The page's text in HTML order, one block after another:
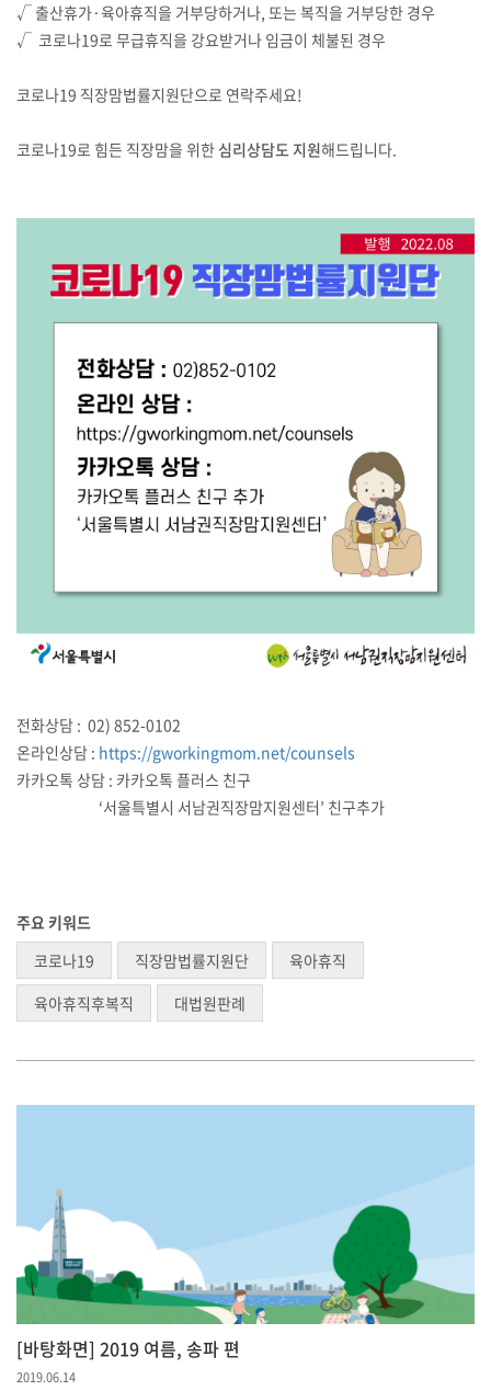
√ 출산휴가·육아휴직을 거부당하거나, 또는 복직을 거부당한 경우
√ 코로나19로 무급휴직을 강요받거나 임금이 체불된 경우
코로나19 직장맘법률지원단으로 연락주세요!
코로나19로 힘든 직장맘을 위한 심리상담도 지원해드립니다.
전화상담 : 02) 852-0102
온라인상담 : https://gworkingmom.net/counsels
카카오톡 상담 : 카카오톡 플러스 친구
‘서울특별시 서남권직장맘지원센터’ 친구추가
주요 키워드
코로나19
직장맘법률지원단
육아휴직
육아휴직후복직
대법원판례
[바탕화면] 2019 여름, 송파 편
2019.06.14